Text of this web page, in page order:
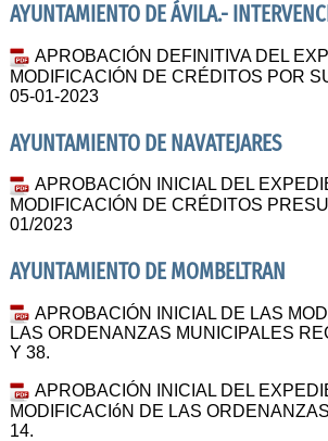
AYUNTAMIENTO DE ÁVILA.-
APROBACIÓN DEFINITIVA DEL
MODIFICACIÓN DE CRÉDITOS POR
05-01-2023
AYUNTAMIENTO DE NAVATEJARES
APROBACIÓN INICIAL DEL
MODIFICACIÓN DE CRÉDITOS
01/2023
AYUNTAMIENTO DE MOMBELTRAN
APROBACIÓN INICIAL DE LAS
LAS ORDENANZAS MUNICIPALES
Y 38.
APROBACIÓN INICIAL DEL
MODIFICACIóN DE LAS
14.